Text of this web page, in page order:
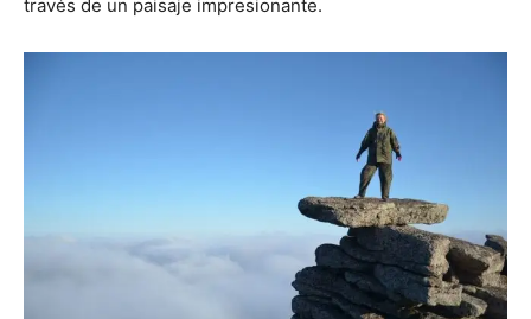
través de un paisaje impresionante.